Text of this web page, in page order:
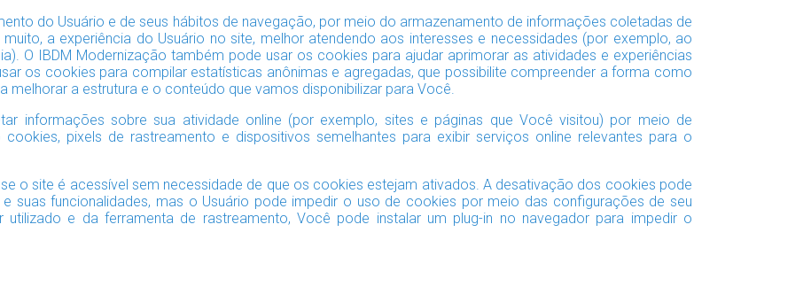
do Usuário e de seus hábitos de navegação, por meio do armazenamento de informações coletadas de
a experiência do Usuário no site, melhor atendendo aos interesses e necessidades (por exemplo, ao
O IBDM Modernização também pode usar os cookies para ajudar aprimorar as atividades e experiências
os cookies para compilar estatísticas anônimas e agregadas, que possibilite compreender a forma como
melhorar a estrutura e o conteúdo que vamos disponibilizar para Você.
informações sobre sua atividade online (por exemplo, sites e páginas que Você visitou) por meio de
pixels de rastreamento e dispositivos semelhantes para exibir serviços online relevantes para o
o site é acessível sem necessidade de que os cookies estejam ativados. A desativação dos cookies pode
suas funcionalidades, mas o Usuário pode impedir o uso de cookies por meio das configurações de seu
utilizado e da ferramenta de rastreamento, Você pode instalar um plug-in no navegador para impedir o